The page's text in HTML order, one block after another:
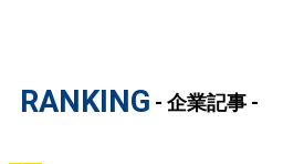
RANKING - 企業記事 -